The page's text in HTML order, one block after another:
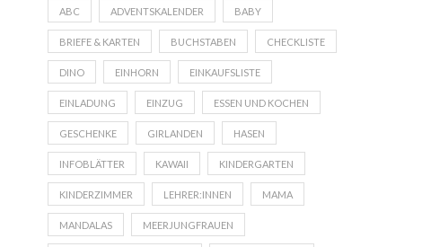
ABC ADVENTSKALENDER BABY
BRIEFE & KARTEN BUCHSTABEN CHECKLISTE
DINO EINHORN EINKAUFSLISTE
EINLADUNG EINZUG ESSEN UND KOCHEN
GESCHENKE GIRLANDEN HASEN
INFOBLÄTTER KAWAII KINDERGARTEN
KINDERZIMMER LEHRER:INNEN MAMA
MANDALAS MEERJUNGFRAUEN